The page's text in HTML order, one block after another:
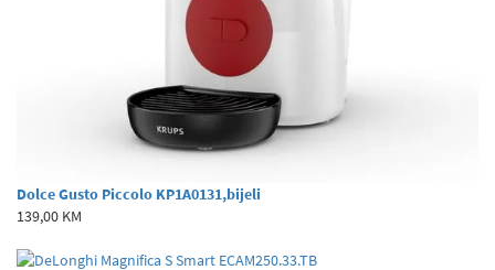
Dolce Gusto Piccolo KP1A0131,bijeli
139,00 KM